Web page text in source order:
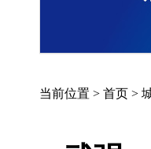
当前位置 > 首页 >